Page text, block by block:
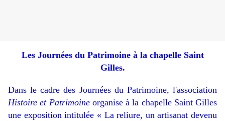
Les Journées du Patrimoine à la chapelle Saint
Gilles.
Dans le cadre des Journées du Patrimoine, l'association
Histoire et Patrimoineorganise à la chapelle Saint Gilles
une exposition intitulée « La reliure, un artisanat devenu